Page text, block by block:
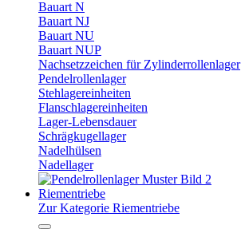
Bauart N
Bauart NJ
Bauart NU
Bauart NUP
Nachsetzzeichen für Zylinderrollenlager
Pendelrollenlager
Stehlagereinheiten
Flanschlagereinheiten
Lager-Lebensdauer
Schrägkugellager
Nadelhülsen
Nadellager
Riementriebe
Zur Kategorie Riementriebe